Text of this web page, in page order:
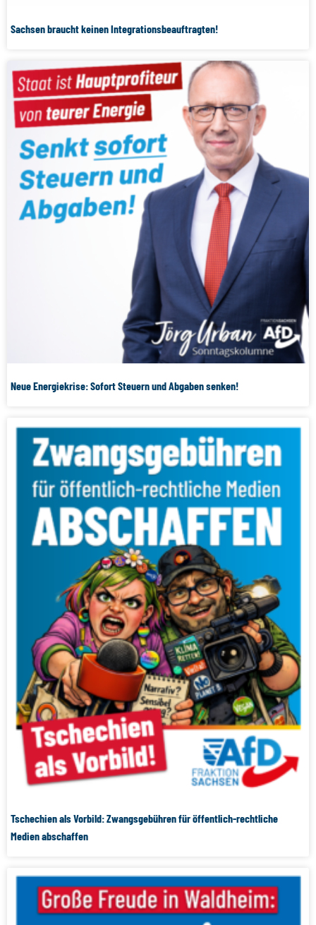
Sachsen braucht keinen Integrationsbeauftragten!
Neue Energiekrise: Sofort Steuern und Abgaben senken!
Tschechien als Vorbild: Zwangsgebühren für öffentlich-rechtliche
Medien abschaffen